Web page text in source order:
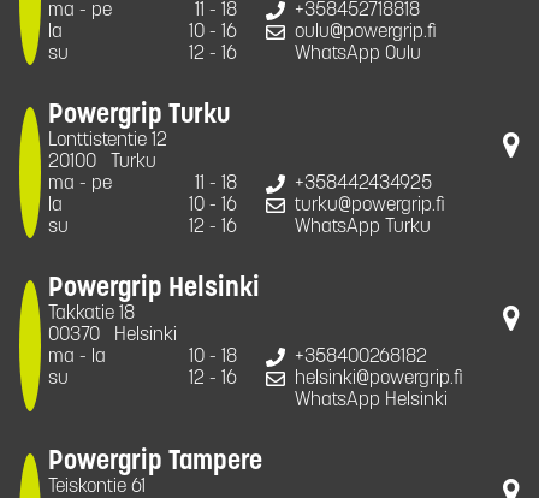
ma - pe
11 - 18
la
10 - 16
su
12 - 16
+358452718818
oulu@powergrip.fi
WhatsApp Oulu
Powergrip Turku
Lonttistentie 12
20100
Turku
ma - pe
11 - 18
la
10 - 16
su
12 - 16
+358442434925
turku@powergrip.fi
WhatsApp Turku
Powergrip Helsinki
Takkatie 18
00370
Helsinki
ma - la
10 - 18
su
12 - 16
+358400268182
helsinki@powergrip.fi
WhatsApp Helsinki
Powergrip Tampere
Teiskontie 61